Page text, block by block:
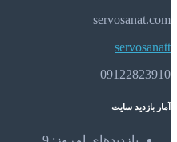
servosanat.com
servosanatt
09122823910
آمار بازدید سایت